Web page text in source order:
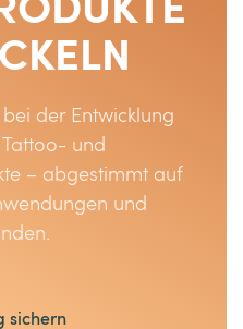
der Entwicklung
und
– abgestimmt auf
und
sichern